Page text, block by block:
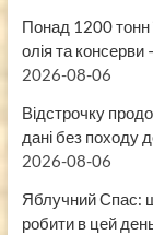
Понад 1200
олія та
2026-08-06
Відстрочку
дані без походу
2026-08-06
Яблучний Спас:
робити в цей